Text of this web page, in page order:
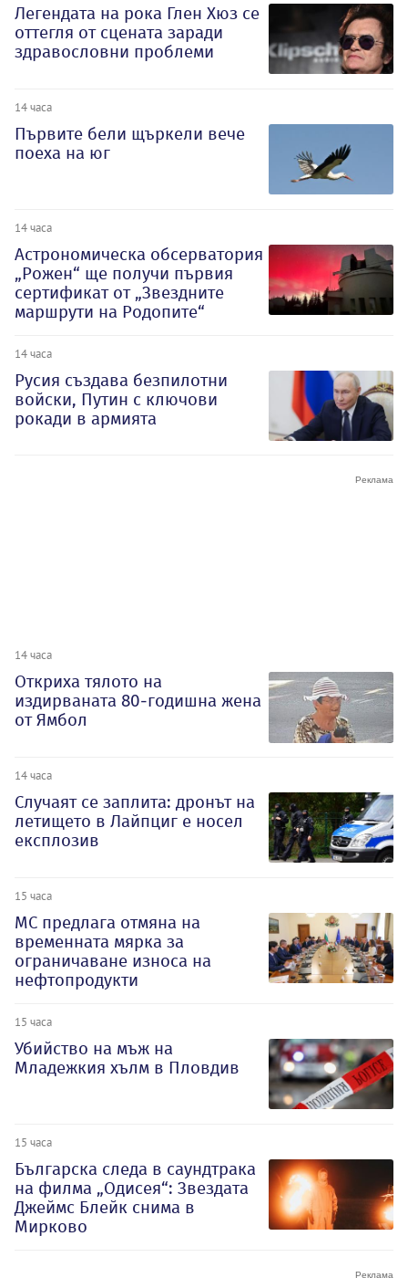
Легендата на рока Глен Хюз се
оттегля от сцената заради
здравословни проблеми
14 часа
Първите бели щъркели вече
поеха на юг
14 часа
Астрономическа обсерватория
„Рожен“ ще получи първия
сертификат от „Звездните
маршрути на Родопите“
14 часа
Русия създава безпилотни
войски, Путин с ключови
рокади в армията
14 часа
Откриха тялото на
издирваната 80-годишна жена
от Ямбол
14 часа
Случаят се заплита: дронът на
летището в Лайпциг е носел
експлозив
15 часа
МС предлага отмяна на
временната мярка за
ограничаване износа на
нефтопродукти
15 часа
Убийство на мъж на
Младежкия хълм в Пловдив
15 часа
Българска следа в саундтрака
на филма „Одисея“: Звездата
Джеймс Блейк снима в
Мирково